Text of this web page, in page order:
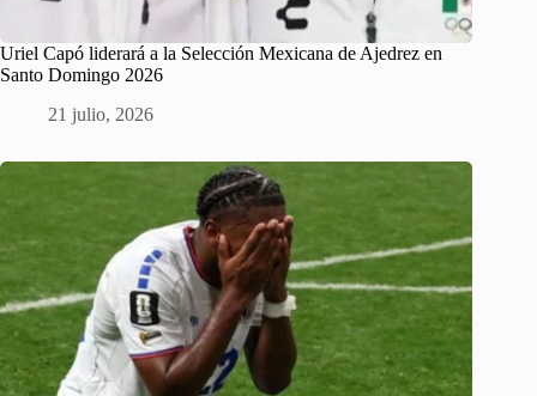
Uriel Capó liderará a la Selección Mexicana de Ajedrez en
Santo Domingo 2026
21 julio, 2026